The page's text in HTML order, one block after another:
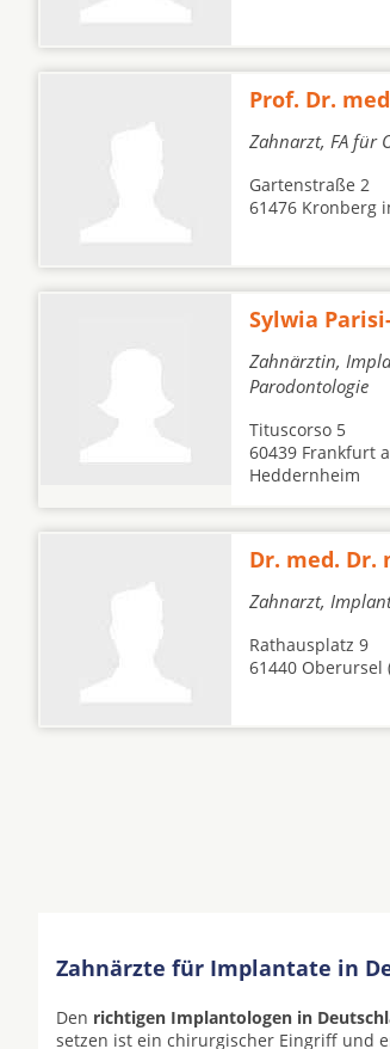
Prof. Dr.
Zahnarzt, FA für
Gartenstraße 2
61476 Kronberg
Sylwia
Zahnärztin,
Parodontologie
Tituscorso 5
60439 Frankfurt
Heddernheim
Dr. med.
Zahnarzt,
Rathausplatz 9
61440 Oberursel
Zahnärzte für Implantate in
Den richtigen Implantologen in
setzen ist ein chirurgischer Eingriff und